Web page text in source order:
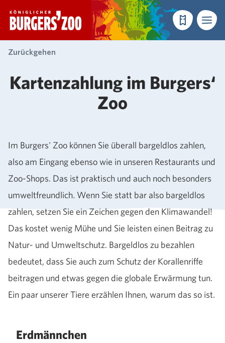
- Startseite
Reservieren
Menü
Zurückgehen
Kartenzahlung im Burgers‘
Zoo
Im Burgers' Zoo können Sie überall bargeldlos zahlen,
also am Eingang ebenso wie in unseren Restaurants und
Zoo-Shops. Das ist praktisch und auch noch besonders
umweltfreundlich. Wenn Sie statt bar also bargeldlos
zahlen, setzen Sie ein Zeichen gegen den Klimawandel!
Das kostet wenig Mühe und Sie leisten einen Beitrag zu
Natur- und Umweltschutz. Bargeldlos zu bezahlen
bedeutet, dass Sie auch zum Schutz der Korallenriffe
beitragen und etwas gegen die globale Erwärmung tun.
Ein paar unserer Tiere erzählen Ihnen, warum das so ist.
Erdmännchen